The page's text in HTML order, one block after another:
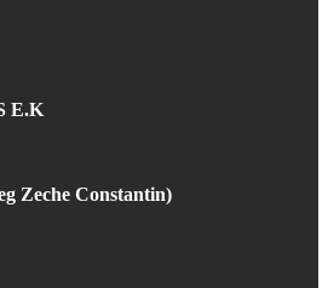
E.K
Zeche Constantin)